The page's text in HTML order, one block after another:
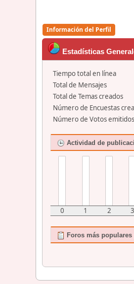
Información del Perfil
Estadísticas
Tiempo total en línea
Total de Mensajes
Total de Temas creados
Número de Encuestas
Número de Votos emitidos
Actividad de
0 1 2 3
Foros más